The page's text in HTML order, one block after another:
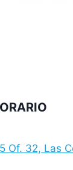
Of. 32, Las